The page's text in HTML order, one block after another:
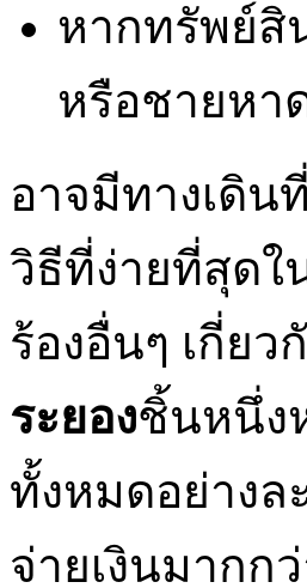
หากทรัพย์สิ
หรือชายหา
อาจมีทางเดิ
วิธีที่ง่ายที่สุดใ
ร้องอื่นๆ เกี่ย
ระยองชิ้นหนึ่ง
ทั้งหมดอย่างล
จ่ายเงินมากก